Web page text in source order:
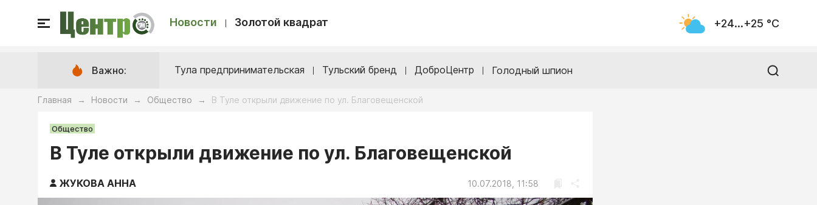
Новости Золотой квадрат +24...+25 °С
Важно: Тула предпринимательская Тульский бренд ДоброЦентр Голодный шпион
Главная → Новости → Общество → В Туле открыли движение по ул. Благовещенской
Общество
В Туле открыли движение по ул. Благовещенской
ЖУКОВА АННА 10.07.2018, 11:58